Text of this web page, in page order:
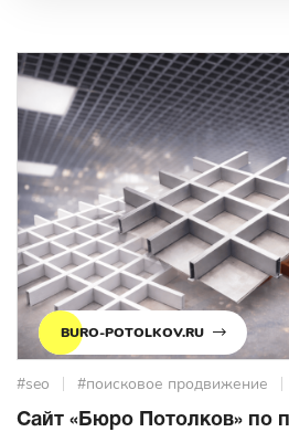
BURO-POTOLKOV.RU
#seo #поисковое продвижение
Сайт «Бюро Потолков» по